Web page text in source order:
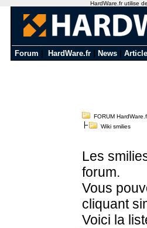
Forum HardWare.fr News
FORUM
Wiki smilies
Les
forum.
Vous
cliquant
Voici la
HardWare.fr utilise